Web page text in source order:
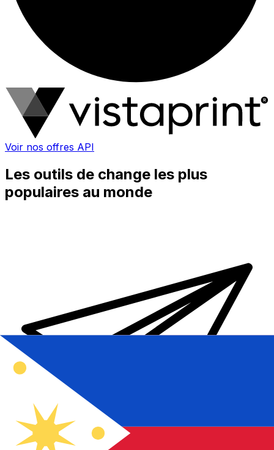
Voir nos offres API
Les outils de change les plus
populaires au monde